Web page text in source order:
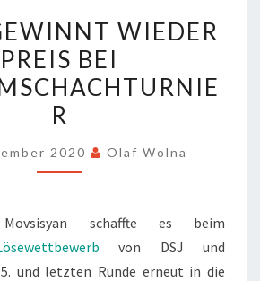
GEWINNT
WIEDER
PREIS
BEI
WIEDER
PREIS BEI
R
2020 Olaf Wolna
schaffte es beim
von DSJ und
und letzten Runde erneut in die